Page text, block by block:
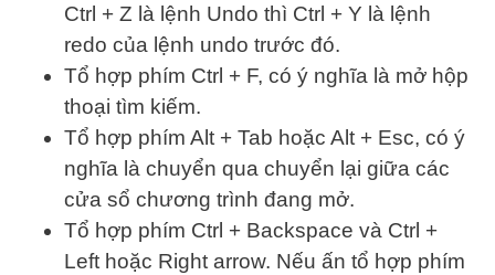
Ctrl + Z là lệnh Undo thì Ctrl + Y là lệnh
redo của lệnh undo trước đó.
Tổ hợp phím Ctrl + F, có ý nghĩa là mở hộp
thoại tìm kiếm.
Tổ hợp phím Alt + Tab hoặc Alt + Esc, có ý
nghĩa là chuyển qua chuyển lại giữa các
cửa sổ chương trình đang mở.
Tổ hợp phím Ctrl + Backspace và Ctrl +
Left hoặc Right arrow. Nếu ấn tổ hợp phím